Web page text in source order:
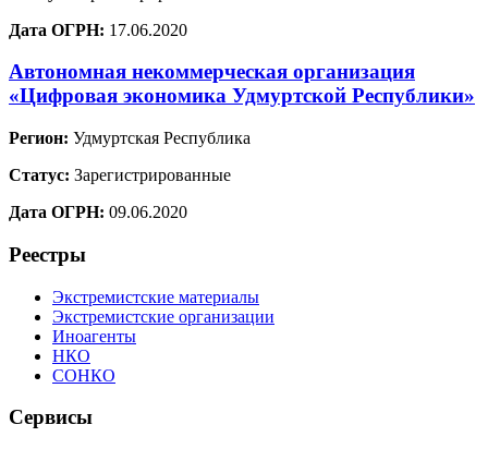
Дата ОГРН: 17.06.2020
Автономная некоммерческая организация
«Цифровая экономика Удмуртской Республики»
Регион: Удмуртская Республика
Статус: Зарегистрированные
Дата ОГРН: 09.06.2020
Реестры
Экстремистские материалы
Экстремистские организации
Иноагенты
НКО
СОНКО
Сервисы